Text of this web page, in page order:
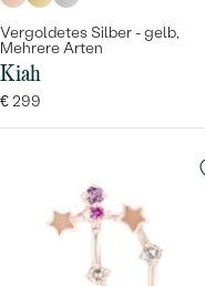
Vergoldetes Silber - gelb,
Mehrere Arten
Kiah
€ 299